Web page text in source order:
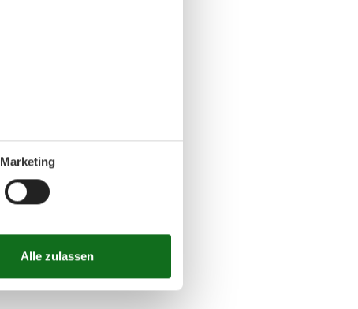
Marketing